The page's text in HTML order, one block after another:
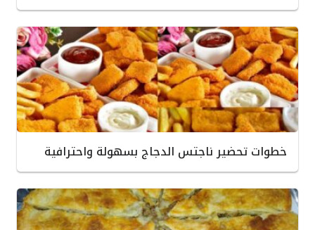
خطوات تحضير ناجتس الدجاج بسهولة واحترافية